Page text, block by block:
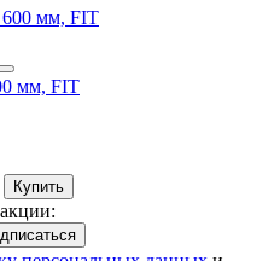
мм, FIT
Купить